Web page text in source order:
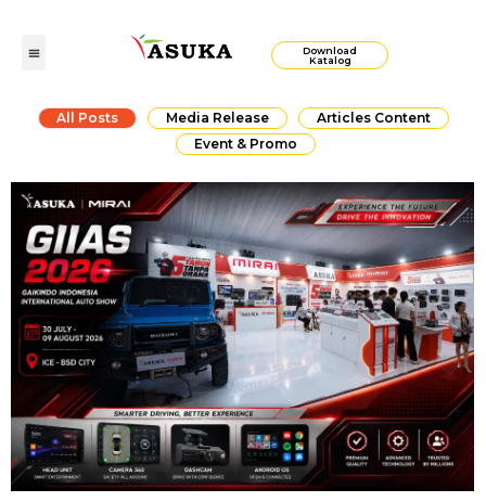
Download
Katalog
All Posts Media Release
Articles Content
Event & Promo